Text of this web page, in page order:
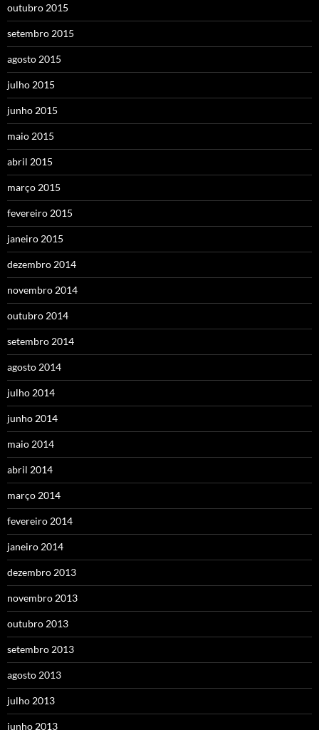
outubro 2015
setembro 2015
agosto 2015
julho 2015
junho 2015
maio 2015
abril 2015
março 2015
fevereiro 2015
janeiro 2015
dezembro 2014
novembro 2014
outubro 2014
setembro 2014
agosto 2014
julho 2014
junho 2014
maio 2014
abril 2014
março 2014
fevereiro 2014
janeiro 2014
dezembro 2013
novembro 2013
outubro 2013
setembro 2013
agosto 2013
julho 2013
junho 2013